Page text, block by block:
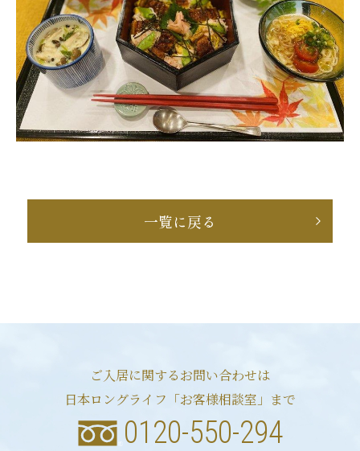
一覧に戻る
ご入居に関するお問い合わせは
日本ロングライフ「お客様相談室」まで
0120-550-294